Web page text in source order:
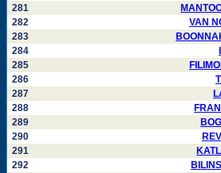
281
282
VAN
283
284
285
286
287
288
289
290
291
292